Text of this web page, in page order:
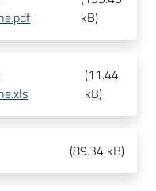
kB)
(11.44
kB)
(89.34 kB)